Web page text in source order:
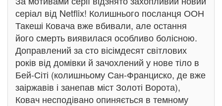
серіал від Netflix! Колишнього посланця ООН
Такеші Ковача вже вбивали, але остання
його смерть виявилася особливо болісною.
Доправлений за сто вісімдесят світлових
років від домівки й зачохлений у нове тіло в
Бей-Сіті (колишньому Сан-Франциско, де вже
заіржавів і занепав міст Золоті Ворота),
Ковач несподівано опиняється в темному